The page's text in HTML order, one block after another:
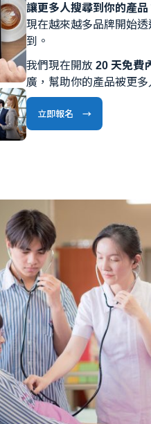
讓更多人搜尋到你的產品
現在越來越多品牌開始透
到。
我們現在開放20 天免費
廣，幫助你的產品被更多
立即報名 →